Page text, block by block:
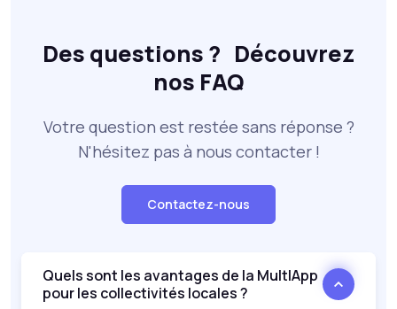
Des questions ? Découvrez
nos FAQ
Votre question est restée sans réponse ?
N'hésitez pas à nous contacter !
Contactez-nous
Quels sont les avantages de la MultIApp
pour les collectivités locales ?